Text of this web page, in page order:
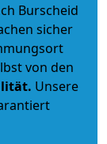
Burscheid
sicher
von den
. Unsere